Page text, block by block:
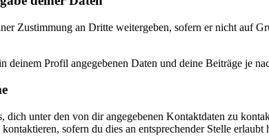
Zustimmung an Dritte weitergeben, sofern er nicht auf
deinem Profil angegebenen Daten und deine Beiträge je
dich unter den von dir angegebenen Kontaktdaten zu
sofern du dies an entsprechender Stelle erlaubt